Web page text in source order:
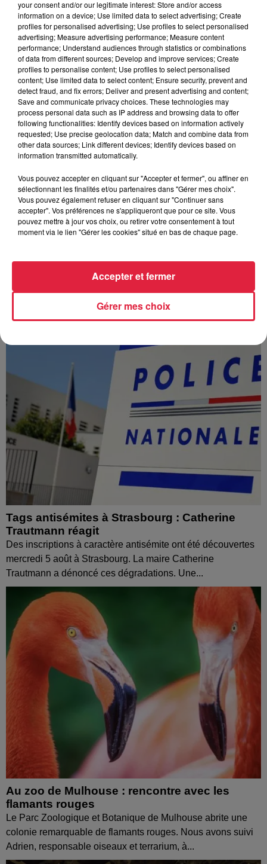
À découvrir également
Depuis plusieurs jours, des habitants de Hoerdt ont vu de
nombreuses interrogations, la municipalité a pris...
Tags antisémites à Strasbourg : Catherine
Trautmann réagit
Des inscriptions à caractère antisémite ont été découvertes
mercredi 5 août à Strasbourg. La maire Catherine
Trautmann a dénoncé ces dégradations. Une...
Au zoo de Mulhouse : rencontre avec les
flamants rouges
Le Parc Zoologique et Botanique de Mulhouse abrite une
colonie remarquable de flamants rouges. Nous avons suivi
Adrien, responsable oiseaux et terrarium, à...
your consent and/or our legitimate interest: Store and/or access
information on a device; Use limited data to select advertising; Create
profiles for personalised advertising; Use profiles to select personalised
advertising; Measure advertising performance; Measure content
performance; Understand audiences through statistics or combinations
of data from different sources; Develop and improve services; Create
profiles to personalise content; Use profiles to select personalised
content; Use limited data to select content; Ensure security, prevent and
detect fraud, and fix errors; Deliver and present advertising and content;
Save and communicate privacy choices. These technologies may
process personal data such as IP address and browsing data to offer
following functionalities: Identify devices based on information actively
requested; Use precise geolocation data; Match and combine data from
other data sources; Link different devices; Identify devices based on
information transmitted automatically.
Vous pouvez accepter en cliquant sur "Accepter et fermer", ou affiner en
sélectionnant les finalités et/ou partenaires dans "Gérer mes choix".
Vous pouvez également refuser en cliquant sur "Continuer sans
accepter". Vos préférences ne s'appliqueront que pour ce site. Vous
pouvez mettre à jour vos choix, ou retirer votre consentement à tout
moment via le lien "Gérer les cookies" situé en bas de chaque page.
Gérer mes choix
Accepter et fermer